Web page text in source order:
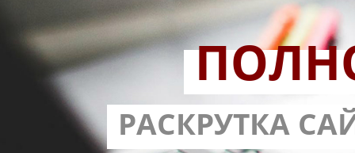
С
РАСКРУТКА